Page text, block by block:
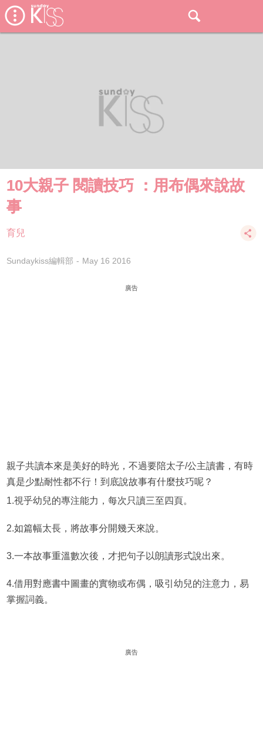
10大親子 閱讀技巧 ：用布偶來說故
事
育兒
Sundaykiss編輯部 May 16 2016
廣告
親子共讀本來是美好的時光，不過要陪太子/公主讀書，有時
真是少點耐性都不行！到底說故事有什麼技巧呢？
1.視乎幼兒的專注能力，每次只讀三至四頁。
2.如篇幅太長，將故事分開幾天來說。
3.一本故事重溫數次後，才把句子以朗讀形式說出來。
4.借用對應書中圖畫的實物或布偶，吸引幼兒的注意力，易
掌握詞義。
廣告